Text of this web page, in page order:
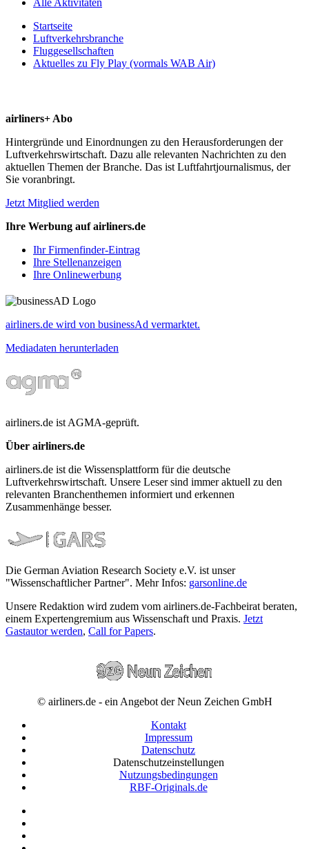
Startseite
Luftverkehrsbranche
Fluggesellschaften
Aktuelles zu Fly Play (vormals WAB Air)
airliners+ Abo
Hintergründe und Einordnungen zu den Herausforderungen der
Luftverkehrswirtschaft. Dazu alle relevanten Nachrichten zu den
aktuellen Themen der Branche. Das ist Luftfahrtjournalismus, der
Sie voranbringt.
Jetzt Mitglied werden
Ihre Werbung auf airliners.de
Ihr Firmenfinder-Eintrag
Ihre Stellenanzeigen
Ihre Onlinewerbung
airliners.de wird von businessAd vermarktet.
Mediadaten herunterladen
airliners.de ist AGMA-geprüft.
Über airliners.de
airliners.de ist die Wissensplattform für die deutsche
Luftverkehrswirtschaft. Unsere Leser sind immer aktuell zu den
relevanten Branchenthemen informiert und erkennen
Zusammenhänge besser.
Die German Aviation Research Society e.V. ist unser
"Wissenschaftlicher Partner". Mehr Infos: garsonline.de
Unsere Redaktion wird zudem vom airliners.de-Fachbeirat beraten,
einem Expertengremium aus Wissenschaft und Praxis. Jetzt
Gastautor werden, Call for Papers.
© airliners.de - ein Angebot der Neun Zeichen GmbH
Kontakt
Impressum
Datenschutz
Datenschutzeinstellungen
Nutzungsbedingungen
RBF-Originals.de